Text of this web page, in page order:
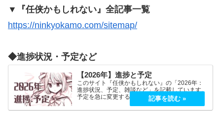
▼『任侠かもしれない』全記事一覧
https://ninkyokamo.com/sitemap/
◆進捗状況・予定など
【2026年】進捗と予定
このサイト『任侠かもしれない』の「2026年：
進捗状況、予定、雑談など」を記載しています。
予定を急に変更することが、よくあります。
2026年5月2026年5月21日（木）『プロミス・マ
スコットエージェンシー』良かったです！世界観